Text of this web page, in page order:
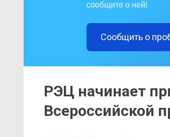
сообщите о ней!
Сообщить о
РЭЦ начинает
Всероссийской